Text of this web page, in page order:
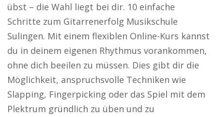
übst – die Wahl liegt bei dir. 10 einfache
Schritte zum Gitarrenerfolg Musikschule
Sulingen. Mit einem flexiblen Online-Kurs kannst
du in deinem eigenen Rhythmus vorankommen,
ohne dich beeilen zu müssen. Dies gibt dir die
Möglichkeit, anspruchsvolle Techniken wie
Slapping, Fingerpicking oder das Spiel mit dem
Plektrum gründlich zu üben und zu